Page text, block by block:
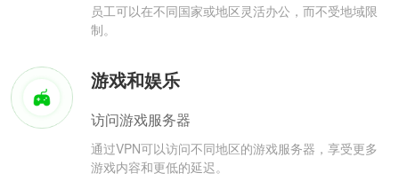
员工可以在不同国家或地区灵活办公，而不受地域限
制。
游戏和娱乐
访问游戏服务器
通过VPN可以访问不同地区的游戏服务器，享受更多
游戏内容和更低的延迟。